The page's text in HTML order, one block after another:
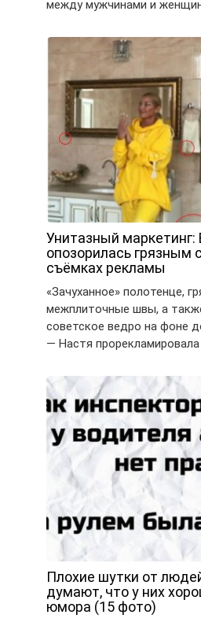
между мужчинами и
Унитазный маркетинг:
опозорилась грязным
съёмках рекламы
«Зачуханное» полотенце,
межплиточные швы, а
советское ведро на фоне
— Настя
Плохие шутки от
думают, что у них
юмора (15 фото)